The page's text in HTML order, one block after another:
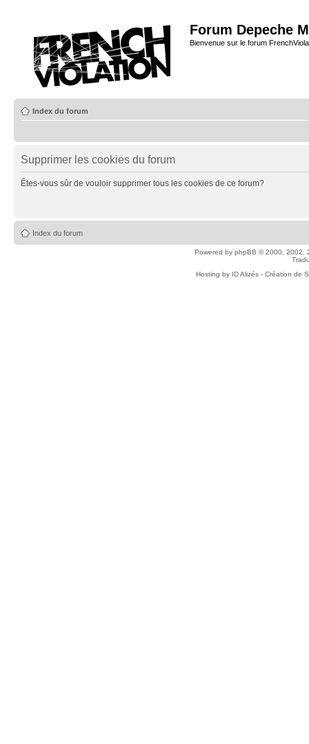
Forum Depeche
Bienvenue sur le forum
Index du forum
Supprimer les cookies du forum
Êtes-vous sûr de vouloir supprimer tous les cookies de ce forum?
Index du forum
Powered by phpBB © 2000, 2002,
Hosting by ID Alizés - Création de